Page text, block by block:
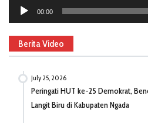
00:00
Berita Video
July 25, 2026
Peringati HUT ke-25 Demokrat,
Langit Biru di Kabupaten Ngada